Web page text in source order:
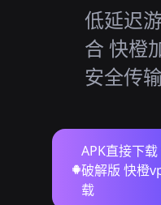
低延迟
合 快橙
安全传输
APK直接下
破解版 快橙
载